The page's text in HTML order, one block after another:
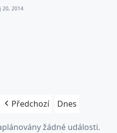
20, 2014
Předchozí Dnes
žádné události.